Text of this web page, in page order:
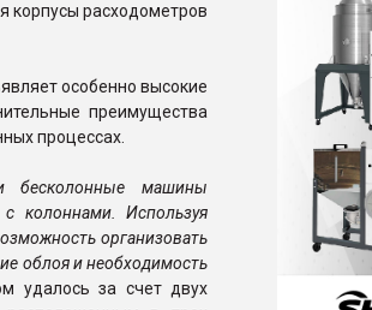
корпусы расходометров
особенно высокие
преимущества
процессах.
бесколонные машины
колоннами. Используя
организовать
облоя и необходимость
удалось за счет двух